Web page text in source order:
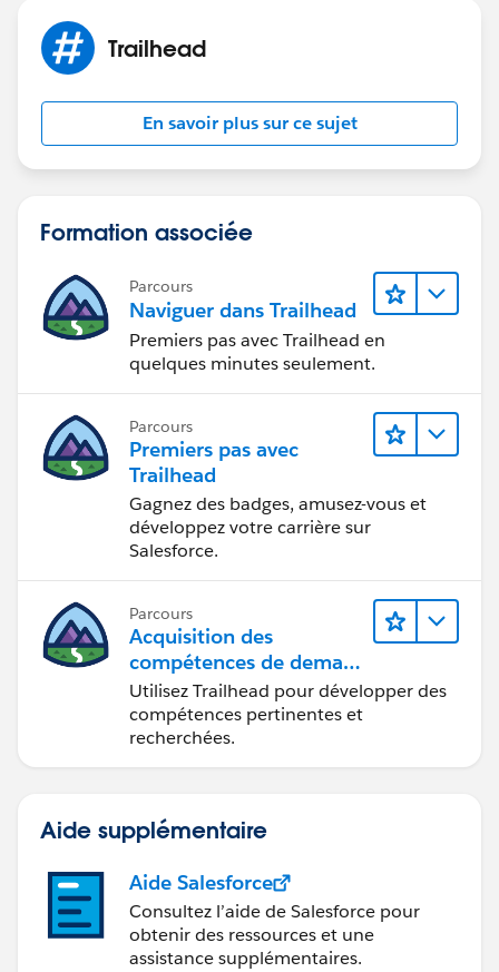
    } else if (result.state === "ERROR") {
console.log('Error: ' +
        resultsToast.setParams({
            "title": "Error",
"message": "There was an error
console.log('Unknown problem,
}));}
})
Trailhead
En savoir plus sur ce sujet
Formation associée
Parcours
Naviguer dans Trailhead
Premiers pas avec Trailhead en
quelques minutes seulement.
Parcours
Premiers pas avec
Trailhead
Gagnez des badges, amusez-vous et
développez votre carrière sur
Salesforce.
Parcours
Acquisition des
compétences de demain
avec Trailhead
Utilisez Trailhead pour développer des
compétences pertinentes et
recherchées.
Aide supplémentaire
Aide Salesforce
Consultez l’aide de Salesforce pour
obtenir des ressources et une
assistance supplémentaires.